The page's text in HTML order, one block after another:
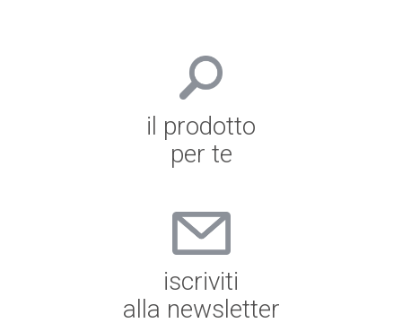
il prodotto
per te
iscriviti
alla newsletter